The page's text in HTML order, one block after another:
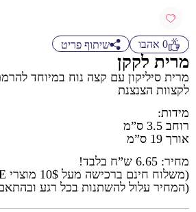
0 אהבו שיתוף פריט
מרית לקקן
מרית סיליקון עם קצה נוח במיוחד
לקצוות הצנצנת
מידות:
רוחב 3.5 ס”מ
אורך 19 ס”מ
מחיר: 6.65 ש”ח בלבד!
(משלוח חינם ברכישה מעל 10$ מוצרי CHOICE)
(המחיר עלול להשתנות בכל רגע